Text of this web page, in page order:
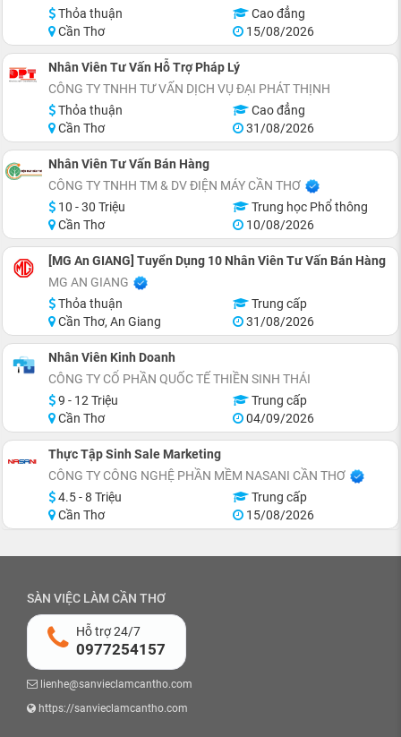
Thỏa thuận
Cao đẳng
Cần Thơ
15/08/2026
Nhân Viên Tư Vấn Hỗ Trợ Pháp Lý
CÔNG TY TNHH TƯ VẤN DỊCH VỤ ĐẠI PHÁT THỊNH
Thỏa thuận
Cao đẳng
Cần Thơ
31/08/2026
Nhân Viên Tư Vấn Bán Hàng
CÔNG TY TNHH TM & DV ĐIỆN MÁY CẦN THƠ
10 - 30 Triệu
Trung học Phổ thông
Cần Thơ
10/08/2026
[MG An GIANG] Tuyển Dụng 10 Nhân Viên Tư Vấn Bán Hàng
MG AN GIANG
Thỏa thuận
Trung cấp
Cần Thơ, An Giang
31/08/2026
Nhân Viên Kinh Doanh
CÔNG TY CỔ PHẦN QUỐC TẾ THIỀN SINH THÁI
9 - 12 Triệu
Trung cấp
Cần Thơ
04/09/2026
Thực Tập Sinh Sale Marketing
CÔNG TY CÔNG NGHỆ PHẦN MỀM NASANI CẦN THƠ
4.5 - 8 Triệu
Trung cấp
Cần Thơ
15/08/2026
SÀN VIỆC LÀM CẦN THƠ
Hỗ trợ 24/7
0977254157
lienhe@sanvieclamcantho.com
https://sanvieclamcantho.com